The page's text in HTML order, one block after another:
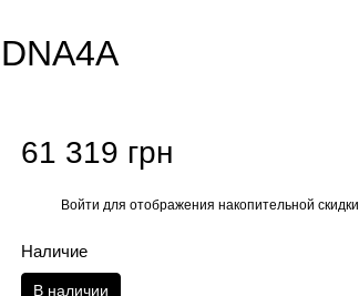
61 319 грн
Войти для отображения накопительной скидки
Наличие
В наличии